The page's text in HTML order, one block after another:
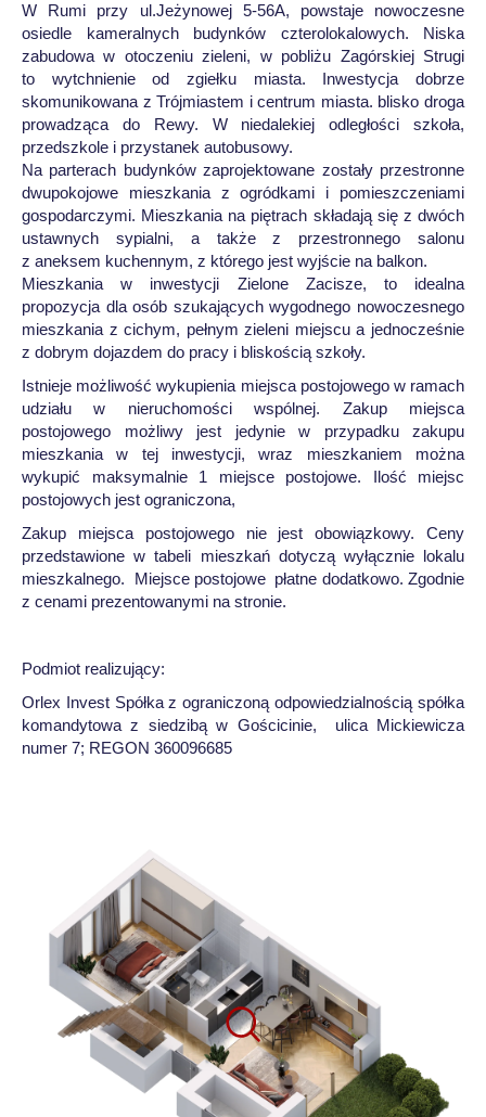
W Rumi przy ul.Jeżynowej 5-56A, powstaje nowoczesne
osiedle kameralnych budynków czterolokalowych. Niska
zabudowa w otoczeniu zieleni, w pobliżu Zagórskiej Strugi
to wytchnienie od zgiełku miasta. Inwestycja dobrze
skomunikowana z Trójmiastem i centrum miasta. blisko droga
prowadząca do Rewy. W niedalekiej odległości szkoła,
przedszkole i przystanek autobusowy.
Na parterach budynków zaprojektowane zostały przestronne
dwupokojowe mieszkania z ogródkami i pomieszczeniami
gospodarczymi. Mieszkania na piętrach składają się z dwóch
ustawnych sypialni, a także z przestronnego salonu
z aneksem kuchennym, z którego jest wyjście na balkon.
Mieszkania w inwestycji Zielone Zacisze, to idealna
propozycja dla osób szukających wygodnego nowoczesnego
mieszkania z cichym, pełnym zieleni miejscu a jednocześnie
z dobrym dojazdem do pracy i bliskością szkoły.
Istnieje możliwość wykupienia miejsca postojowego w ramach
udziału w nieruchomości wspólnej. Zakup miejsca
postojowego możliwy jest jedynie w przypadku zakupu
mieszkania w tej inwestycji, wraz mieszkaniem można
wykupić maksymalnie 1 miejsce postojowe. Ilość miejsc
postojowych jest ograniczona,
Zakup miejsca postojowego nie jest obowiązkowy. Ceny
przedstawione w tabeli mieszkań dotyczą wyłącznie lokalu
mieszkalnego. Miejsce postojowe płatne dodatkowo. Zgodnie
z cenami prezentowanymi na stronie.
Podmiot realizujący:
Orlex Invest Spółka z ograniczoną odpowiedzialnością spółka
komandytowa z siedzibą w Gościcinie, ulica Mickiewicza
numer 7; REGON 360096685